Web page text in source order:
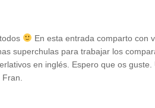
En esta entrada comparto con
superchulas para trabajar los
en inglés. Espero que os guste.